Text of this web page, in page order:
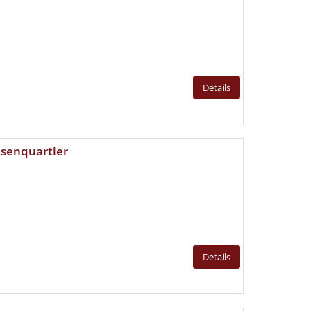
Details
Details